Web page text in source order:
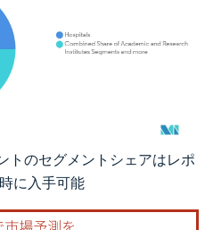
はCC BY 4.0の表示が必要です。
トのセグメントシェアはレポ
に入手可能